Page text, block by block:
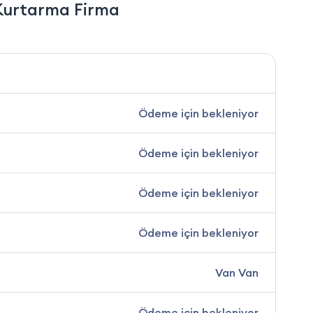
Firma
Ödeme için bekleniyor
Ödeme için bekleniyor
Ödeme için bekleniyor
Ödeme için bekleniyor
Van Van